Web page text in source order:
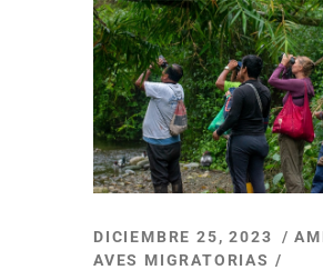
DICIEMBRE 25, 2023
AVES MIGRATORIAS /